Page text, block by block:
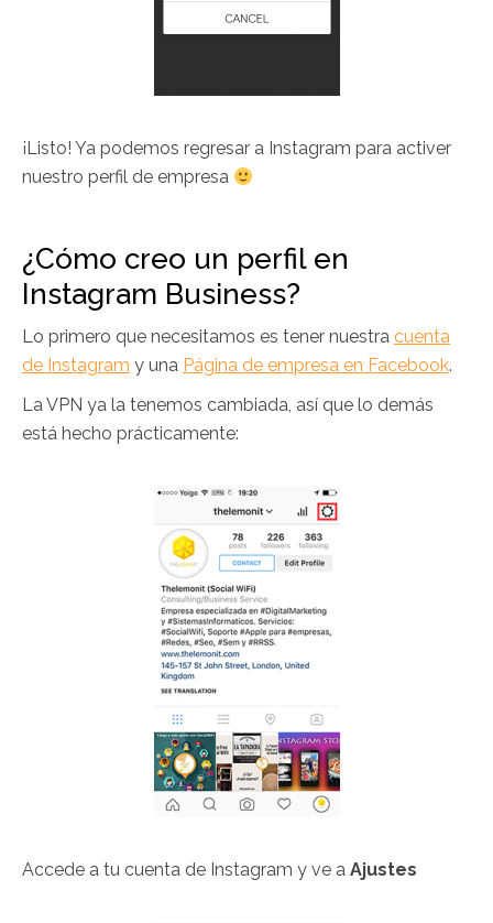
¡Listo! Ya podemos regresar a Instagram para activer
nuestro perfil de empresa
¿Cómo creo un perfil en
Instagram Business?
Lo primero que necesitamos es tener nuestra cuenta
de Instagram y una Página de empresa en Facebook.
La VPN ya la tenemos cambiada, así que lo demás
está hecho prácticamente:
Accede a tu cuenta de Instagram y ve a Ajustes